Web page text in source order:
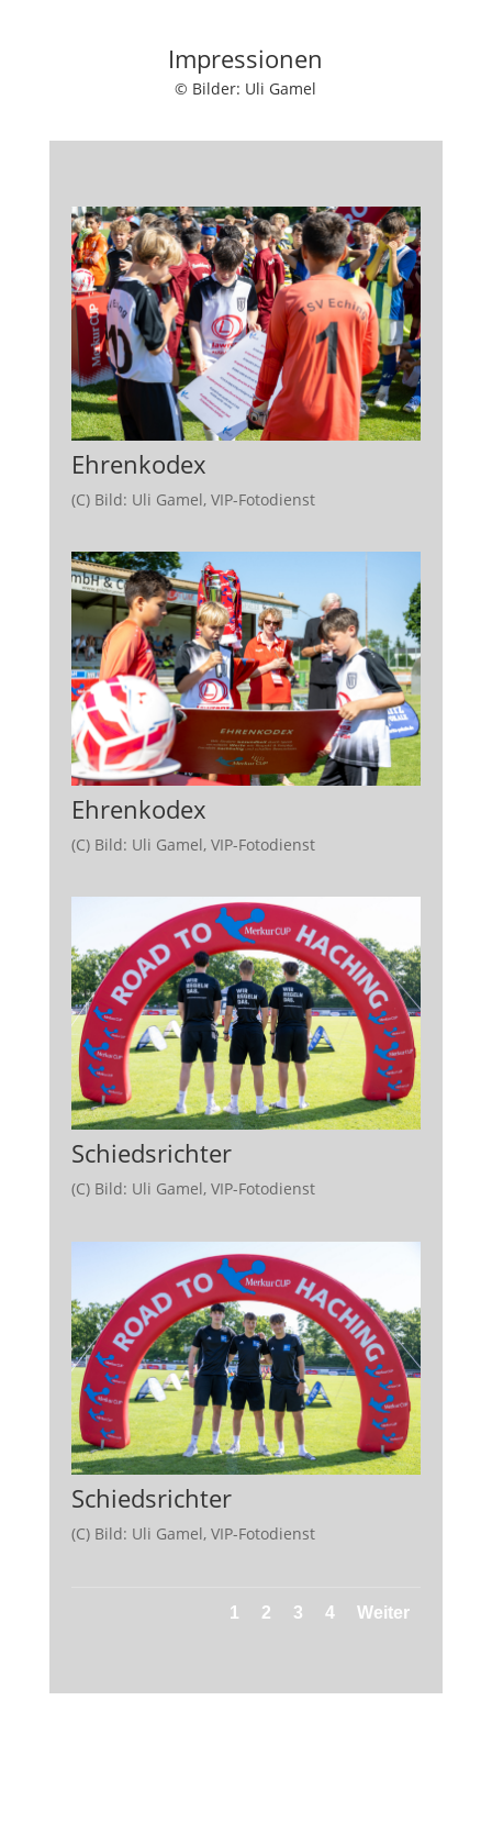
Impressionen
© Bilder: Uli Gamel
Ehrenkodex
(C) Bild: Uli Gamel, VIP-Fotodienst
Ehrenkodex
(C) Bild: Uli Gamel, VIP-Fotodienst
Schiedsrichter
(C) Bild: Uli Gamel, VIP-Fotodienst
Schiedsrichter
(C) Bild: Uli Gamel, VIP-Fotodienst
1 2 3 4 Weiter